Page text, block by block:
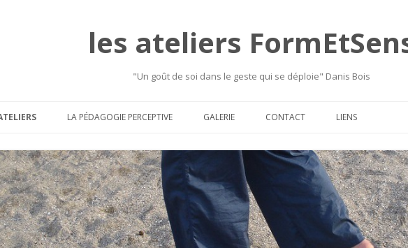
les ateliers
"Un goût de soi dans le geste qui se déploie" Danis Bois
L’ASSOCIATION
L’INTERVENANTE
LE LIEU
LA PÉDAGOGIE PERCEPTIVE
L’HISTORIQUE
POUR QUI ? POUR QUOI ?
LES OUTILS
GALERIE CONTACT LIENS